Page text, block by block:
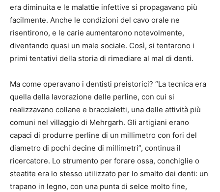
era diminuita e le malattie infettive si propagavano più
facilmente. Anche le condizioni del cavo orale ne
risentirono, e le carie aumentarono notevolmente,
diventando quasi un male sociale. Così, si tentarono i
primi tentativi della storia di rimediare al mal di denti.
Ma come operavano i dentisti preistorici? “La tecnica era
quella della lavorazione delle perline, con cui si
realizzavano collane e braccialetti, una delle attività più
comuni nel villaggio di Mehrgarh. Gli artigiani erano
capaci di produrre perline di un millimetro con fori del
diametro di pochi decine di millimetri”, continua il
ricercatore. Lo strumento per forare ossa, conchiglie o
steatite era lo stesso utilizzato per lo smalto dei denti: un
trapano in legno, con una punta di selce molto fine,